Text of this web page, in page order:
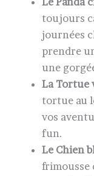
toujours
journées
prendre
une
La Tortue
tortue au
vos
fun.
Le Chien
frimousse